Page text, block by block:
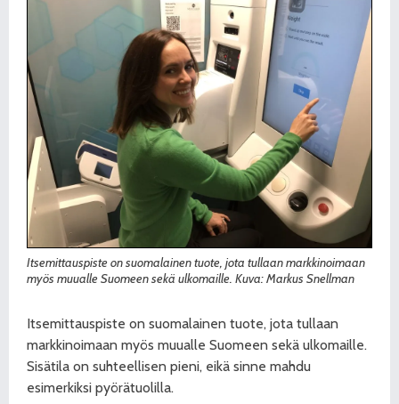
Itsemittauspiste on suomalainen tuote, jota tullaan markkinoimaan
myös muualle Suomeen sekä ulkomaille. Kuva: Markus Snellman
Itsemittauspiste on suomalainen tuote, jota tullaan
markkinoimaan myös muualle Suomeen sekä ulkomaille.
Sisätila on suhteellisen pieni, eikä sinne mahdu
esimerkiksi pyörätuolilla.